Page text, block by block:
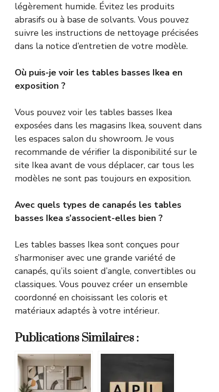
légèrement humide. Évitez les produits
abrasifs ou à base de solvants. Vous pouvez
suivre les instructions de nettoyage précisées
dans la notice d’entretien de votre modèle.
Où puis-je voir les tables basses Ikea en
exposition ?
Vous pouvez voir les tables basses Ikea
exposées dans les magasins Ikea, souvent dans
les espaces salon du showroom. Je vous
recommande de vérifier la disponibilité sur le
site Ikea avant de vous déplacer, car tous les
modèles ne sont pas toujours en exposition.
Avec quels types de canapés les tables
basses Ikea s’associent-elles bien ?
Les tables basses Ikea sont conçues pour
s’harmoniser avec une grande variété de
canapés, qu’ils soient d’angle, convertibles ou
classiques. Vous pouvez créer un ensemble
coordonné en choisissant les coloris et
matériaux adaptés à votre intérieur.
Publications Similaires :